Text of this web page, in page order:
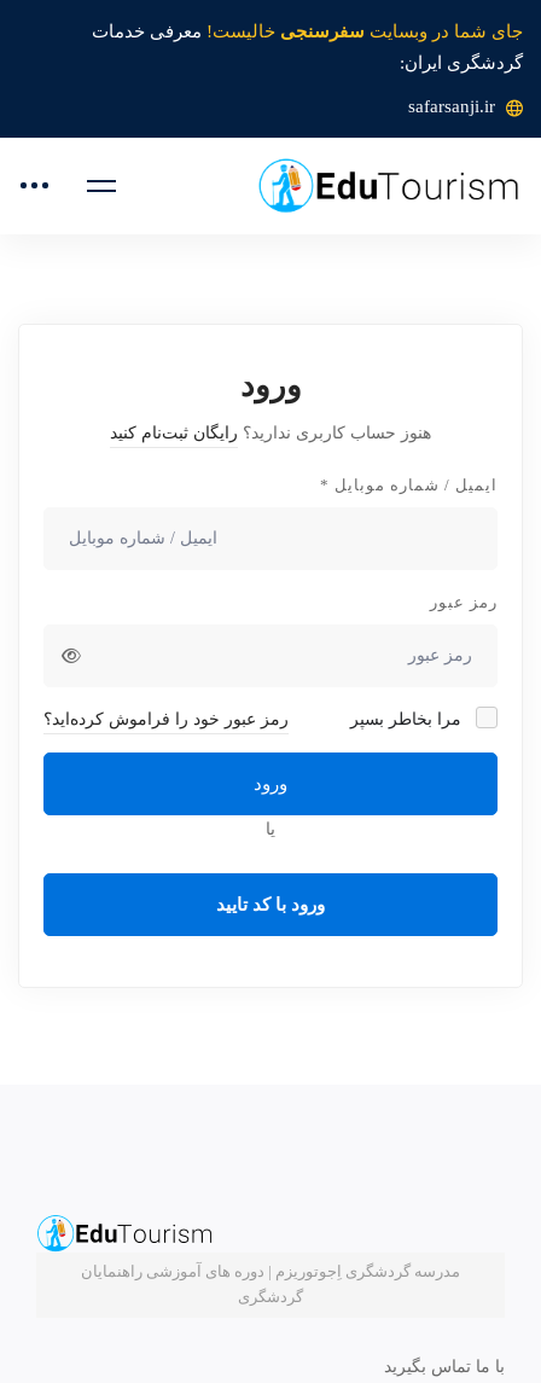
جای شما در وبسایت سفرسنجی خالیست! معرفی خدمات
گردشگری ایران:
safarsanji.ir
ورود
هنوز حساب کاربری ندارید؟ رایگان ثبت‌نام کنید
ایمیل / شماره موبایل *
رمز عبور
مرا بخاطر بسپر رمز عبور خود را فراموش کرده‌اید؟
ورود
یا
مدرسه گردشگری اِجوتوریزم | دوره های آموزشی راهنمایان
گردشگری
با ما تماس بگیرید